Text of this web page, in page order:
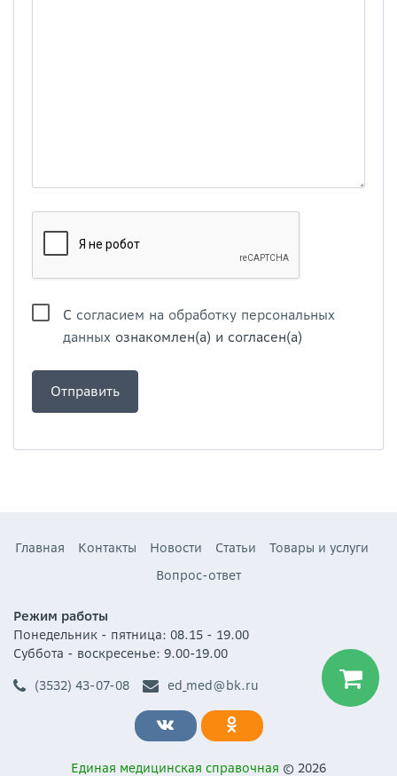
С согласием на обработку персональных
данных ознакомлен(а) и согласен(а)
Главная Контакты Новости Статьи
Товары и услуги
Вопрос-ответ
Режим работы
Понедельник - пятница: 08.15 - 19.00
Суббота - воскресенье: 9.00-19.00
(3532) 43-07-08
ed_med@bk.ru
Единая медицинская справочная © 2026